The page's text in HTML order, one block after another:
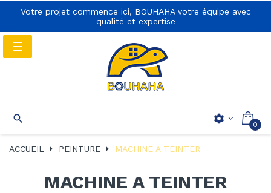
Votre projet commence ici, BOUHAHA votre équipe avec
qualité et expertise
 settings 0
Basculer
la
☰
ACCUEIL PEINTURE MACHINE A TEINTER
MACHINE A TEINTER